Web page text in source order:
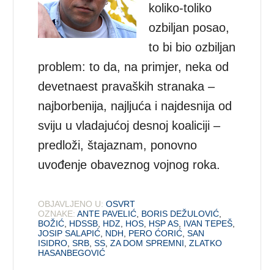
koliko-toliko
ozbiljan posao,
to bi bio ozbiljan
problem: to da, na primjer, neka od
devetnaest pravaških stranaka –
najborbenija, najljuća i najdesnija od
sviju u vladajućoj desnoj koaliciji –
predloži, štajaznam, ponovno
uvođenje obaveznog vojnog roka.
OBJAVLJENO U: OSVRT
OZNAKE: ANTE PAVELIĆ BORIS DEŽULOVIĆ
BOŽIĆ HDSSB HDZ HOS HSP AS IVAN TEPEŠ
JOSIP SALAPIĆ NDH PERO ĆORIĆ ,SAN
ISIDRO ,SRB ,SS ,ZA DOM SPREMNI ,ZLATKO
HASANBEGOVIĆ